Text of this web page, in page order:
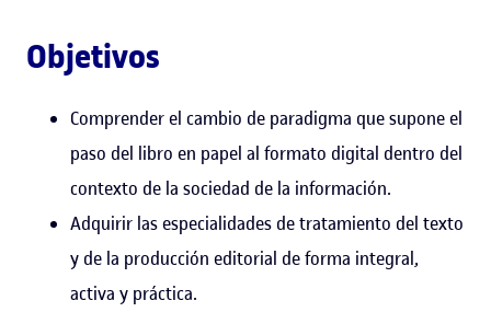
Objetivos
Comprender el cambio de paradigma que supone el
paso del libro en papel al formato digital dentro del
contexto de la sociedad de la información.
Adquirir las especialidades de tratamiento del texto
y de la producción editorial de forma integral,
activa y práctica.